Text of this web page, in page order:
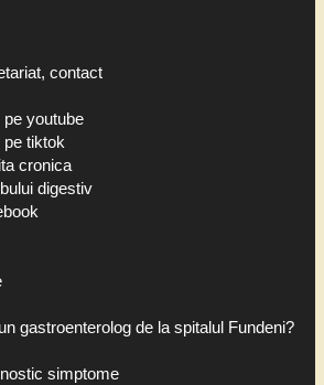
contact
youtube
pe tiktok
cronica
digestiv
gastroenterolog de la spitalul Fundeni?
simptome